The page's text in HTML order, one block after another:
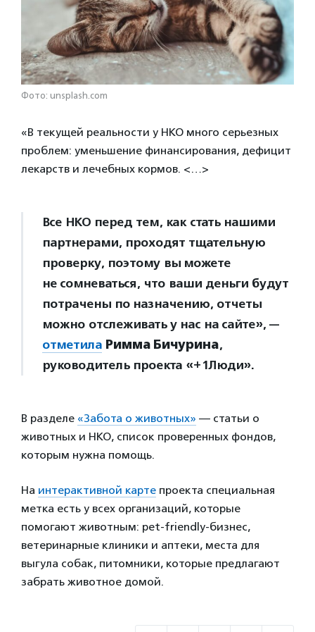
Фото: unsplash.com
«В текущей реальности у НКО много серьезных
проблем: уменьшение финансирования, дефицит
лекарств и лечебных кормов. <…>
Все НКО перед тем, как стать нашими
партнерами, проходят тщательную
проверку, поэтому вы можете
не сомневаться, что ваши деньги будут
потрачены по назначению, отчеты
можно отслеживать у нас на сайте», —
отметила Римма Бичурина,
руководитель проекта «+1Люди».
В разделе «Забота о животных» — статьи о
животных и НКО, список проверенных фондов,
которым нужна помощь.
На интерактивной карте проекта специальная
метка есть у всех организаций, которые
помогают животным: pet-friendly-бизнес,
ветеринарные клиники и аптеки, места для
выгула собак, питомники, которые предлагают
забрать животное домой.